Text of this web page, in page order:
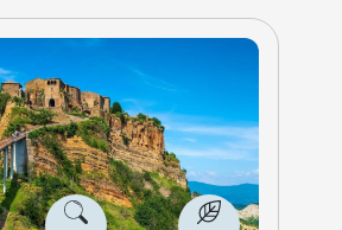
ARTE E CULTURA